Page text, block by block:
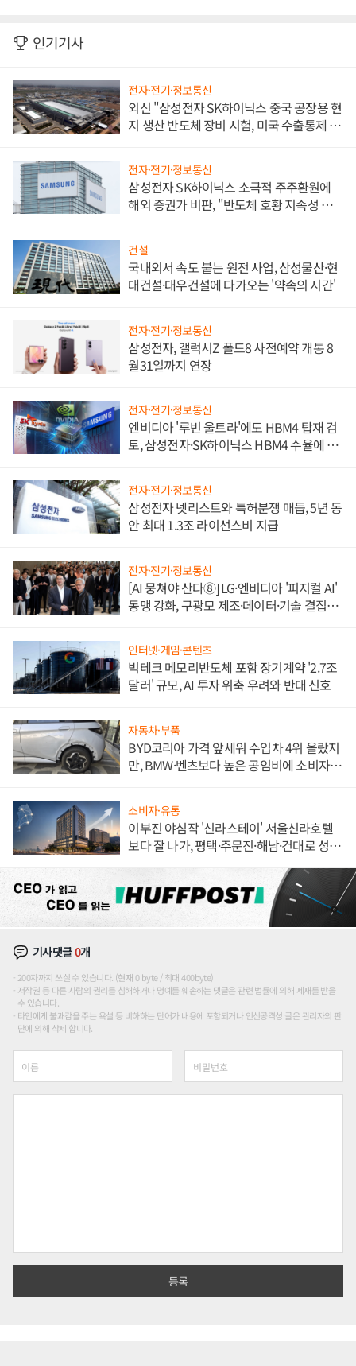
인기기사
전자·전기·정보통신
외신 "삼성전자 SK하이닉스 중국 공장용 현
지 생산 반도체 장비 시험, 미국 수출통제 대
전자·전기·정보통신
삼성전자 SK하이닉스 소극적 주주환원에
해외 증권가 비판, "반도체 호황 지속성 의
건설
국내외서 속도 붙는 원전 사업, 삼성물산·현
대건설·대우건설에 다가오는 '약속의 시간'
전자·전기·정보통신
삼성전자, 갤럭시Z 폴드8 사전예약 개통 8
월31일까지 연장
전자·전기·정보통신
엔비디아 '루빈 울트라'에도 HBM4 탑재 검
토, 삼성전자·SK하이닉스 HBM4 수율에 주
전자·전기·정보통신
삼성전자 넷리스트와 특허분쟁 매듭, 5년 동
안 최대 1.3조 라이선스비 지급
전자·전기·정보통신
[AI 뭉쳐야 산다⑧] LG·엔비디아 '피지컬 AI'
동맹 강화, 구광모 제조·데이터·기술 결집
인터넷·게임·콘텐츠
빅테크 메모리반도체 포함 장기계약 '2.7조
달러' 규모, AI 투자 위축 우려와 반대 신호
자동차·부품
BYD코리아 가격 앞세워 수입차 4위 올랐지
만, BMW·벤츠보다 높은 공임비에 소비자
소비자·유통
이부진 야심작 '신라스테이' 서울신라호텔
보다 잘 나가, 평택·주문진·해남·건대로 성
기사댓글0개
200자까지 쓰실 수 있습니다. (현재 0 byte / 최대 400byte)
저작권 등 다른 사람의 권리를 침해하거나 명예를 훼손하는 댓글은 관련 법률에 의해 제재를 받을
수 있습니다.
타인에게 불쾌감을 주는 욕설 등 비하하는 단어가 내용에 포함되거나 인신공격성 글은 관리자의 판
단에 의해 삭제 합니다.